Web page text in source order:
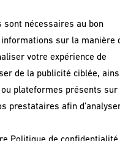
vulgarisation
The effect of
Tunisia and Colombia.
sont nécessaires au bon
sur la manière
votre expérience de
de la publicité ciblée,
plateformes présents sur
prestataires afin